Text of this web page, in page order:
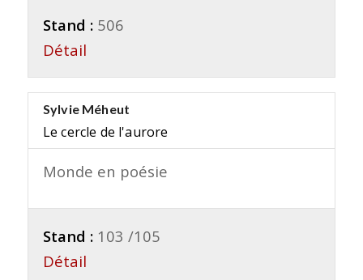
Stand : 506
Détail
Sylvie Méheut
Le cercle de l'aurore
Monde en poésie
Stand : 103 /105
Détail